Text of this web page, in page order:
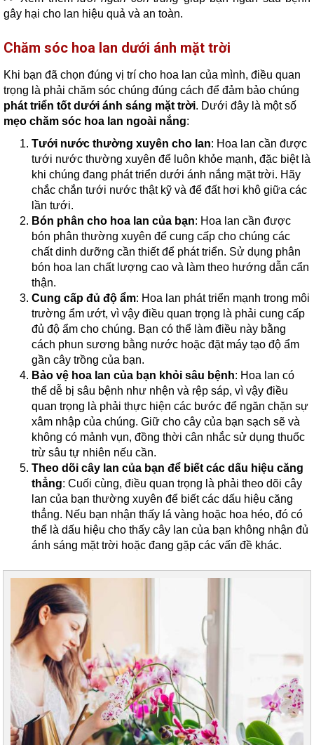
gây hại cho lan hiệu quả và an toàn.
Chăm sóc hoa lan dưới ánh mặt trời
Khi bạn đã chọn đúng vị trí cho hoa lan của mình, điều quan
trọng là phải chăm sóc chúng đúng cách để đảm bảo chúng
phát triển tốt dưới ánh sáng mặt trời. Dưới đây là một số
mẹo chăm sóc hoa lan ngoài nắng:
Tưới nước thường xuyên cho lan: Hoa lan cần được
tưới nước thường xuyên để luôn khỏe mạnh, đặc biệt là
khi chúng đang phát triển dưới ánh nắng mặt trời. Hãy
chắc chắn tưới nước thật kỹ và để đất hơi khô giữa các
lần tưới.
Bón phân cho hoa lan của bạn: Hoa lan cần được
bón phân thường xuyên để cung cấp cho chúng các
chất dinh dưỡng cần thiết để phát triển. Sử dụng phân
bón hoa lan chất lượng cao và làm theo hướng dẫn cẩn
thận.
Cung cấp đủ độ ẩm: Hoa lan phát triển mạnh trong môi
trường ẩm ướt, vì vậy điều quan trọng là phải cung cấp
đủ độ ẩm cho chúng. Bạn có thể làm điều này bằng
cách phun sương bằng nước hoặc đặt máy tạo độ ẩm
gần cây trồng của bạn.
Bảo vệ hoa lan của bạn khỏi sâu bệnh: Hoa lan có
thể dễ bị sâu bệnh như nhện và rệp sáp, vì vậy điều
quan trọng là phải thực hiện các bước để ngăn chặn sự
xâm nhập của chúng. Giữ cho cây của bạn sạch sẽ và
không có mảnh vụn, đồng thời cân nhắc sử dụng thuốc
trừ sâu tự nhiên nếu cần.
Theo dõi cây lan của bạn để biết các dấu hiệu căng
thẳng: Cuối cùng, điều quan trọng là phải theo dõi cây
lan của bạn thường xuyên để biết các dấu hiệu căng
thẳng. Nếu bạn nhận thấy lá vàng hoặc hoa héo, đó có
thể là dấu hiệu cho thấy cây lan của bạn không nhận đủ
ánh sáng mặt trời hoặc đang gặp các vấn đề khác.